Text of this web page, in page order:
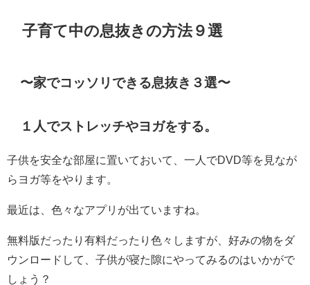
子育て中の息抜きの方法９選
〜家でコッソリできる息抜き３選〜
１人でストレッチやヨガをする。
子供を安全な部屋に置いておいて、一人でDVD等を見なが
らヨガ等をやります。
最近は、色々なアプリが出ていますね。
無料版だったり有料だったり色々しますが、好みの物をダ
ウンロードして、子供が寝た隙にやってみるのはいかがで
しょう？